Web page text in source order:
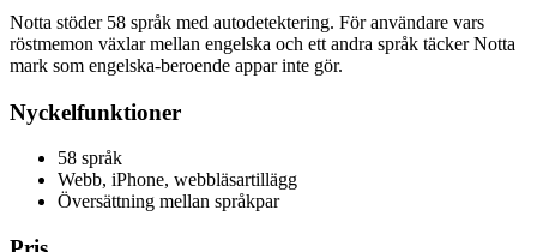
Notta stöder 58 språk med autodetektering. För användare vars
röstmemon växlar mellan engelska och ett andra språk täcker Notta
mark som engelska-beroende appar inte gör.
Nyckelfunktioner
58 språk
Webb, iPhone, webbläsartillägg
Översättning mellan språkpar